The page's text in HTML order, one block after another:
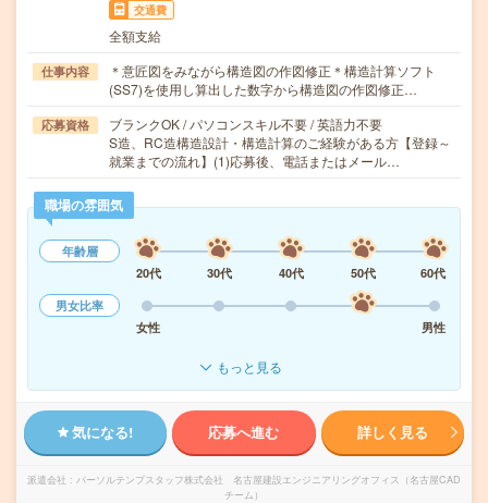
交通費
全額支給
仕事内容
＊意匠図をみながら構造図の作図修正＊構造計算ソフト
(SS7)を使用し算出した数字から構造図の作図修正…
応募資格
ブランクOK / パソコンスキル不要 / 英語力不要
S造、RC造構造設計・構造計算のご経験がある方【登録～
就業までの流れ】(1)応募後、電話またはメール…
職場の雰囲気
年齢層
20代
30代 40代 50代
60代
男女比率
女性
男性
もっと見る
気になる! 応募へ進む 詳しく見る
派遣会社
パーソルテンプスタッフ株式会社 名古屋建設エンジニアリングオフィス（名古屋CAD
チーム）